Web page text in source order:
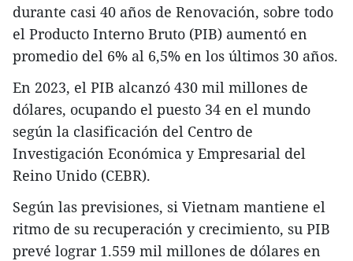
durante casi 40 años de Renovación, sobre todo
el Producto Interno Bruto (PIB) aumentó en
promedio del 6% al 6,5% en los últimos 30 años.
En 2023, el PIB alcanzó 430 mil millones de
dólares, ocupando el puesto 34 en el mundo
según la clasificación del Centro de
Investigación Económica y Empresarial del
Reino Unido (CEBR).
Según las previsiones, si Vietnam mantiene el
ritmo de su recuperación y crecimiento, su PIB
prevé lograr 1.559 mil millones de dólares en